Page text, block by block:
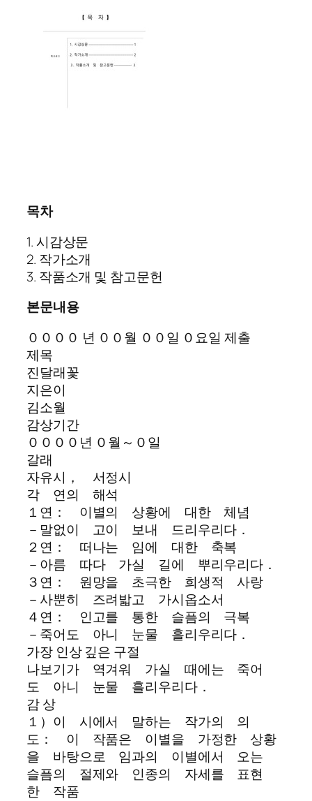
목차
1. 시감상문
2. 작가소개
3. 작품소개 및 참고문헌
본문내용
００００ 년 ００월 ００일 ０요일 제출
제목
진달래꽃
지은이
김소월
감상기간
００００년 ０월～０일
갈래
자유시， 서정시
각 연의 해석
１연： 이별의 상황에 대한 체념
－말없이 고이 보내 드리우리다．
２연： 떠나는 임에 대한 축복
－아름 따다 가실 길에 뿌리우리다．
３연： 원망을 초극한 희생적 사랑
－사뿐히 즈려밟고 가시옵소서
４연： 인고를 통한 슬픔의 극복
－죽어도 아니 눈물 흘리우리다．
가장 인상 깊은 구절
나보기가 역겨워 가실 때에는 죽어
도 아니 눈물 흘리우리다．
감 상
１）이 시에서 말하는 작가의 의
도： 이 작품은 이별을 가정한 상황
을 바탕으로 임과의 이별에서 오는
슬픔의 절제와 인종의 자세를 표현
한 작품